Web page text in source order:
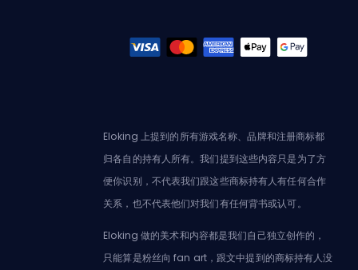
Eloking 上提到的所有游戏名称、品牌和注册商标都
归各自的持有人所有。我们提到这些内容只是为了方
便你识别，不代表我们跟这些商标持有人有任何合作
关系，也不代表他们对我们有任何背书或认可。
Eloking 做的美术和内容都是我们自己独立创作的，
只能算是粉丝向 fan art，跟文中提到的商标持有人没